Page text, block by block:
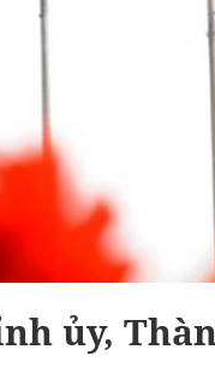
ủy,